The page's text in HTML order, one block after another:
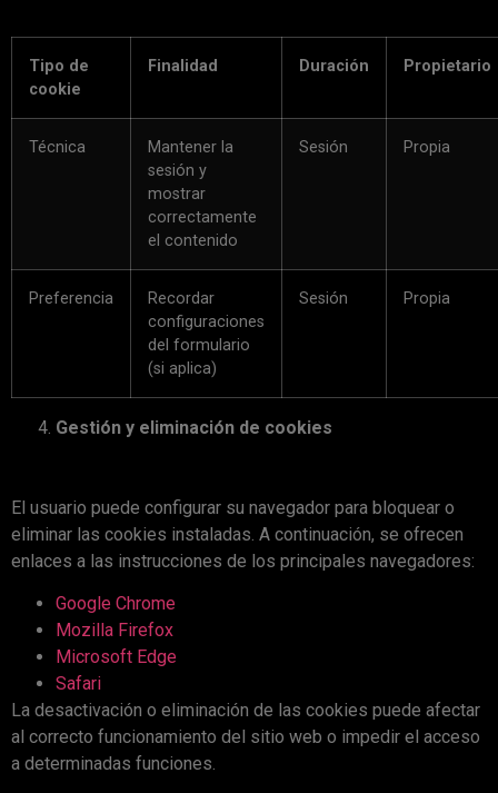
Tipo de
cookie
Finalidad Duración Propietario
Técnica
Mantener la
sesión y
mostrar
correctamente
el contenido
Sesión Propia
Preferencia
Recordar
configuraciones
del formulario
(si aplica)
Sesión Propia
Gestión y eliminación de cookies
El usuario puede configurar su navegador para bloquear o
eliminar las cookies instaladas. A continuación, se ofrecen
enlaces a las instrucciones de los principales navegadores:
Google Chrome
Mozilla Firefox
Microsoft Edge
Safari
La desactivación o eliminación de las cookies puede afectar
al correcto funcionamiento del sitio web o impedir el acceso
a determinadas funciones.